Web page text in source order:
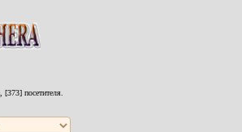
[373] посетителя.